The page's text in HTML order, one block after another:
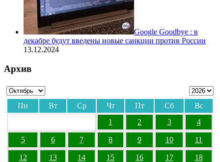
Google Goodbye : в
декабре будут введены новые санкции против России
13.12.2024
Архив
Пн Вт Ср Чт Пт Сб
Вс
1
2 3 4
5 6 7 8 9 10 11
12 13 14 15 16 17 18